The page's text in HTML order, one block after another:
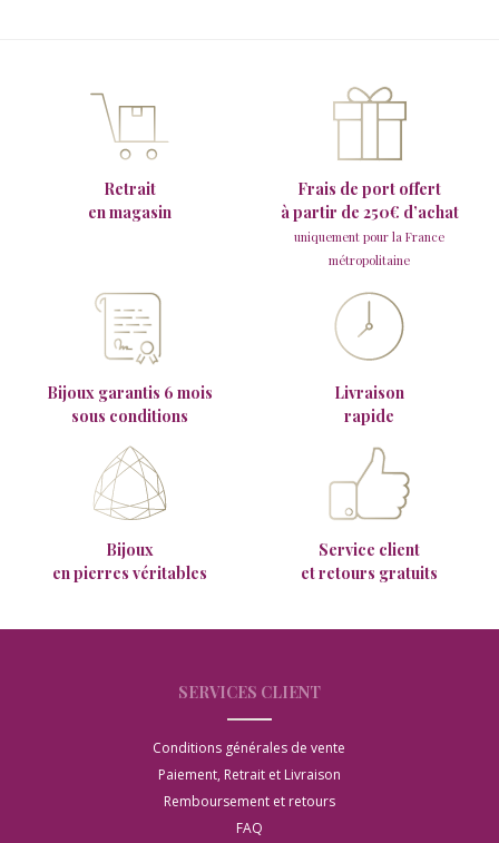
Retrait
en magasin
Frais de port offert
à partir de 250€ d’achat
uniquement pour la France
métropolitaine
Bijoux garantis 6 mois
sous conditions
Livraison
rapide
Bijoux
en pierres véritables
Service client
et retours gratuits
SERVICES CLIENT
Conditions générales de vente
Paiement, Retrait et Livraison
Remboursement et retours
FAQ